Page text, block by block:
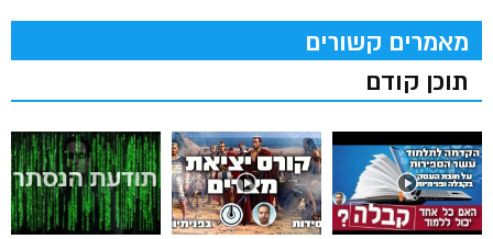
מאמרים קשורים
תוכן קודם